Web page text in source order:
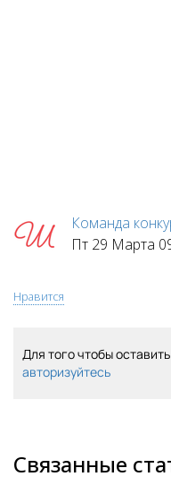
Команда
Пт 29 Марта
Нравится
Для того чтобы
авторизуйтесь
Связанные